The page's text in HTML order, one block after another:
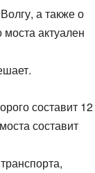
а также о
актуален
составит 12
составит